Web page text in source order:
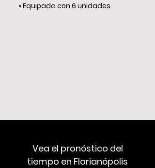
» Equipada con 6 unidades
Vea el pronóstico del
tiempo en Florianópolis